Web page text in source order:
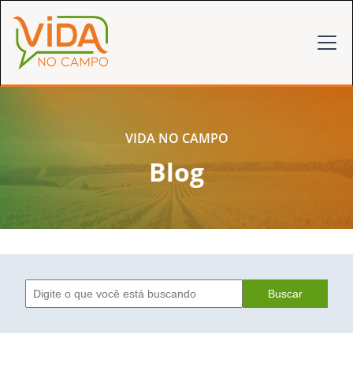
VIDA NO CAMPO
Blog
Buscar